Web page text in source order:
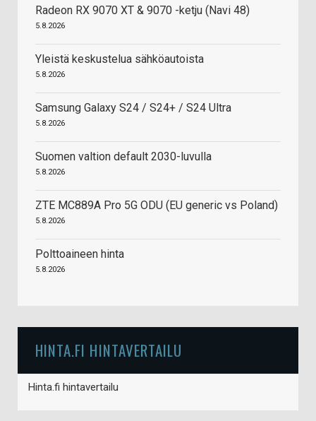
Radeon RX 9070 XT & 9070 -ketju (Navi 48)
5.8.2026
Yleistä keskustelua sähköautoista
5.8.2026
Samsung Galaxy S24 / S24+ / S24 Ultra
5.8.2026
Suomen valtion default 2030-luvulla
5.8.2026
ZTE MC889A Pro 5G ODU (EU generic vs Poland)
5.8.2026
Polttoaineen hinta
5.8.2026
HINTA.FI HINTAVERTAILU
Hinta.fi hintavertailu